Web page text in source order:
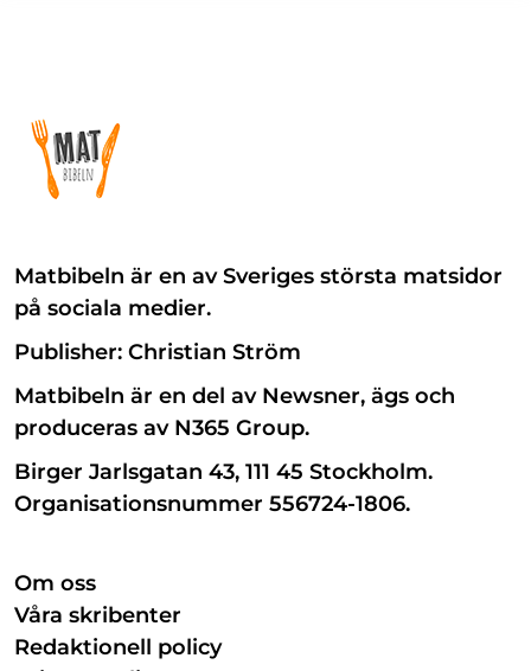
Matbibeln är en av Sveriges största matsidor
på sociala medier.
Publisher: Christian Ström
Matbibeln är en del av Newsner, ägs och
produceras av N365 Group.
Birger Jarlsgatan 43, 111 45 Stockholm.
Organisationsnummer 556724-1806.
Om oss
Våra skribenter
Redaktionell policy